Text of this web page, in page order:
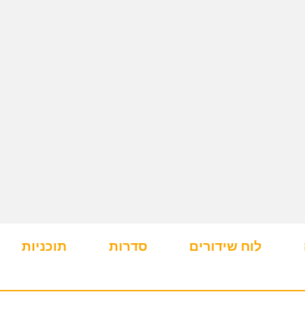
לוח שידורים סדרות תוכניות